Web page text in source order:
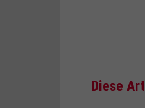
Diese